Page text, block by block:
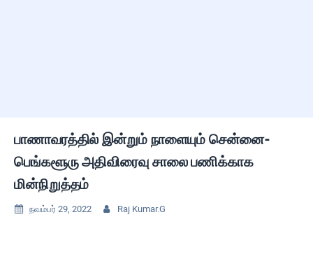
பாணாவரத்தில் இன்றும் நாளையும் சென்னை-
பெங்களூரு அதிவிரைவு சாலை பணிக்காக
மின்நிறுத்தம்
 நவம்பர் 29, 2022  Raj Kumar.G